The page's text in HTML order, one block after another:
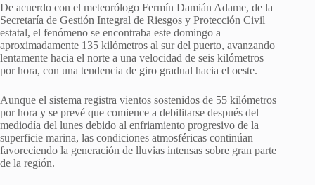
De acuerdo con el meteorólogo Fermín Damián Adame, de la
Secretaría de Gestión Integral de Riesgos y Protección Civil
estatal, el fenómeno se encontraba este domingo a
aproximadamente 135 kilómetros al sur del puerto, avanzando
lentamente hacia el norte a una velocidad de seis kilómetros
por hora, con una tendencia de giro gradual hacia el oeste.
Aunque el sistema registra vientos sostenidos de 55 kilómetros
por hora y se prevé que comience a debilitarse después del
mediodía del lunes debido al enfriamiento progresivo de la
superficie marina, las condiciones atmosféricas continúan
favoreciendo la generación de lluvias intensas sobre gran parte
de la región.